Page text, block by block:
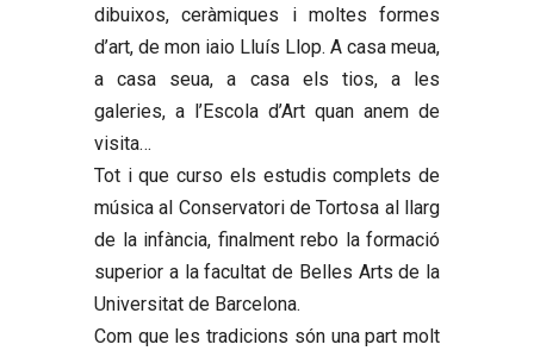
dibuixos, ceràmiques i moltes formes
d’art, de mon iaio Lluís Llop. A casa meua,
a casa seua, a casa els tios, a les
galeries, a l’Escola d’Art quan anem de
visita…
Tot i que curso els estudis complets de
música al Conservatori de Tortosa al llarg
de la infància, finalment rebo la formació
superior a la facultat de Belles Arts de la
Universitat de Barcelona.
Com que les tradicions són una part molt